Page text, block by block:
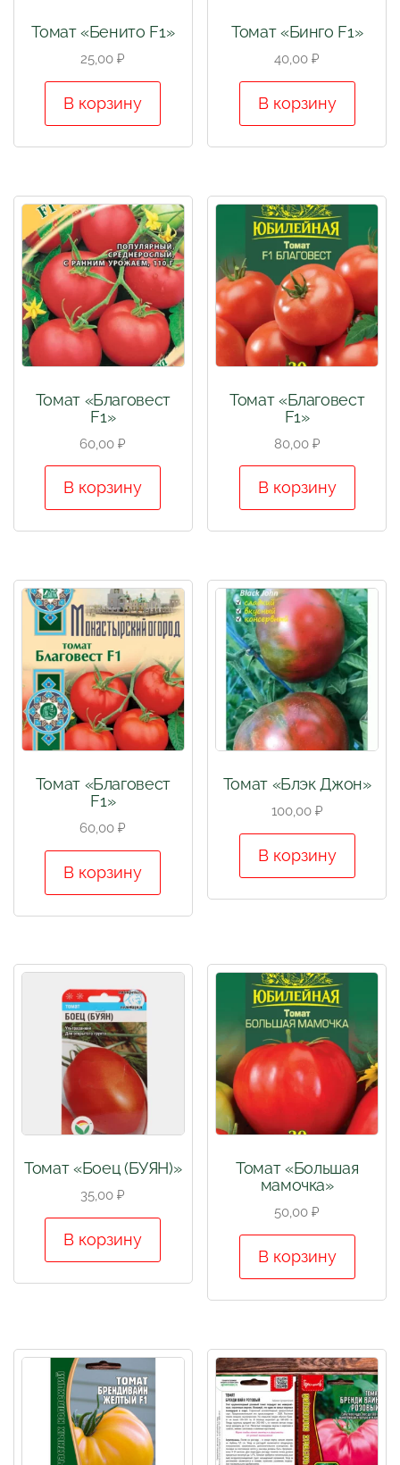
Томат «Бенито F1»
25,00₽
В корзину
Томат «Бинго F1»
40,00₽
В корзину
Томат «Благовест
F1»
60,00₽
В корзину
Томат «Благовест
F1»
80,00 ₽
В корзину
Томат «Благовест
F1»
60,00₽
В корзину
Томат «Блэк Джон»
100,00 ₽
В корзину
Томат «Боец (БУЯН)»
35,00₽
В корзину
Томат «Большая
мамочка»
50,00₽
В корзину